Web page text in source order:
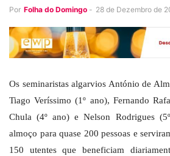
Por Folha do Domingo - 28 de Dezembro de
Os seminaristas algarvios António de
Tiago Veríssimo (1º ano), Fernando
Chula (4º ano) e Nelson Rodrigues
almoço para quase 200 pessoas e
150 utentes que beneficiam